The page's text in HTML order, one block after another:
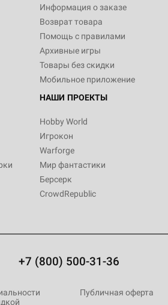
Информация о заказе
Возврат товара
Помощь с правилами
Архивные игры
Товары без скидки
Мобильное приложение
НАШИ ПРОЕКТЫ
Hobby World
Игрокон
Warforge
Мир фантастики
Берсерк
CrowdRepublic
+7 (800) 500-31-36
Публичная оферта